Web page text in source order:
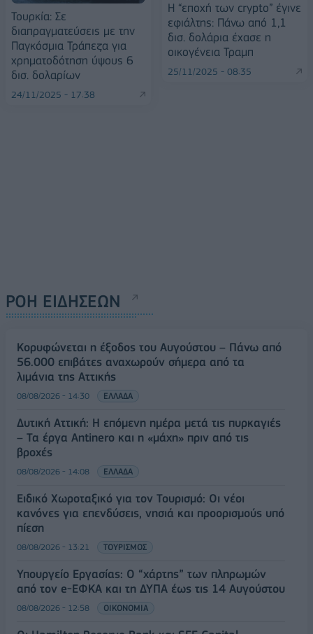
Τουρκία: Σε
διαπραγματεύσεις με την
Παγκόσμια Τράπεζα για
χρηματοδότηση ύψους 6
δισ. δολαρίων
24/11/2025 - 17:38
Η “εποχή των crypto” έγινε
εφιάλτης: Πάνω από 1,1
δισ. δολάρια έχασε η
οικογένεια Τραμπ
25/11/2025 - 08:35
ΡΟΗ ΕΙΔΗΣΕΩΝ
Κορυφώνεται η έξοδος του Αυγούστου – Πάνω από
56.000 επιβάτες αναχωρούν σήμερα από τα
λιμάνια της Αττικής
08/08/2026 - 14:30 ΕΛΛΑΔΑ
Δυτική Αττική: Η επόμενη ημέρα μετά τις πυρκαγιές
– Τα έργα Antinero και η «μάχη» πριν από τις
βροχές
08/08/2026 - 14:08 ΕΛΛΑΔΑ
Ειδικό Χωροταξικό για τον Τουρισμό: Οι νέοι
κανόνες για επενδύσεις, νησιά και προορισμούς υπό
πίεση
08/08/2026 - 13:21 ΤΟΥΡΙΣΜΟΣ
Υπουργείο Εργασίας: Ο “χάρτης” των πληρωμών
από τον e-ΕΦΚΑ και τη ΔΥΠΑ έως τις 14 Αυγούστου
08/08/2026 - 12:58 ΟΙΚΟΝΟΜΙΑ